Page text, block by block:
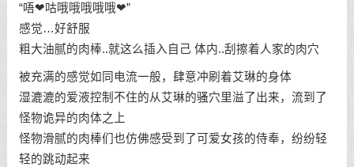
“唔❤咕哦哦哦哦哦❤”
感觉…好舒服
粗大油腻的肉棒..就这么插入自己 体内..刮擦着人家的肉穴
被充满的感觉如同电流一般，肆意冲刷着艾琳的身体
湿漉漉的爱液控制不住的从艾琳的骚穴里溢了出来，流到了
怪物诡异的肉体之上
怪物滑腻的肉棒们也仿佛感受到了可爱女孩的侍奉，纷纷轻
轻的跳动起来